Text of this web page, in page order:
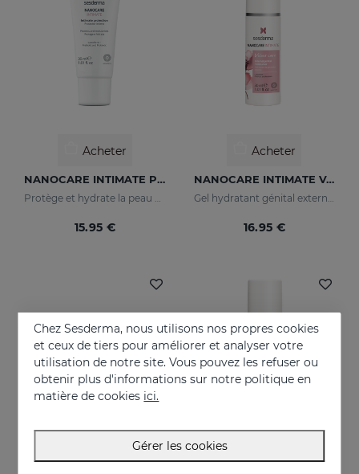
Acheter
NANOCARE INTIMATE Protecteur Intime
15.95 €
Acheter
NANOCARE INTIMATE Velvet Care Gel Hydratant Pour Les Organes Génitaux Externes
16.95 €
Chez Sesderma, nous utilisons nos propres cookies
et ceux de tiers pour améliorer et analyser votre
utilisation de notre site. Vous pouvez les refuser ou
obtenir plus d'informations sur notre politique en
matière de cookies ici.
Gérer les cookies